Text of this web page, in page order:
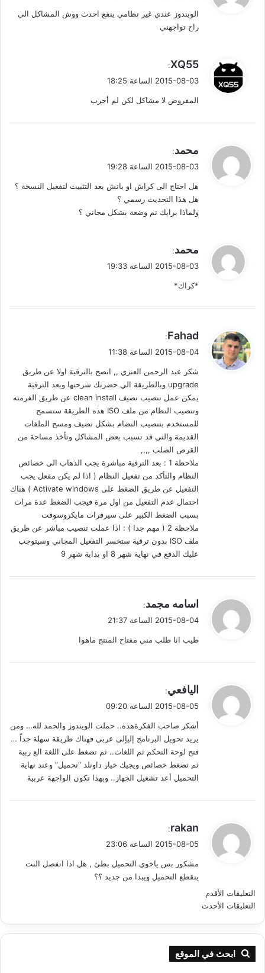
ل
الويندوز عندي غير نظامي ينفع احدث ووش المشاكل الي
راح تواجهني
ي
ل
XQ55
:
2015-08-03 الساعة 18:25
المفروض لا مشاكل لكن لم أجرب
ل
محمد:
2015-08-03 الساعة 19:28
هل احتاج الى كراش او باتش بعد التثبيت لتفعيل النسخة ؟
هل هذا التحديث رسمي ؟
ولماذا برايك تم وضعة بشكل مجاني ؟
ل
محمد:
2015-08-03 الساعة 19:33
*كراك*
ي
ل
Fahad
:
2015-08-04 الساعة 11:38
شكر عبد الرحمن العنزي ,, انصح بالترقية اولا عن طريق
upgrade وبالطريقة الي حضرتك شرحتها وبعد الترقية
يمكن عمل تنصيب نضيف clean install عن طريق الفرمته
وتنصيب النظام من ملف ISO هذه الطريقة ستسمح
للمستخدم بتنصيب النضام بشكل نضيف ومسح الملفات
القديمة والتي قد تسبب بعض المشاكل وتأخذ مساحة من
القرص الصلب ,,,,
ملاحظة 1 : بعد الترقية مباشرة يجب الذهاب الى خصائص
النظام والتأكد من تفعيل النظام ( اذا لم يكن مفعل يجب
التفعيل عن طريق الضغط على Activate windows ) هناك
احتمال عدم التفعيل من اول مرة فيجب الضغط عدة مرات
بسبب الضغط الكبير على سيرفرات مايكروسوفت
ملاحظة 2 ( مهم جدا ) : اذا عملت تنصيب مباشر عن طريق
ملف ISO بدون ترقية ستخسر التفعيل المجاني وسيتوجب
عليك الدفع في نهاية شهر 8 او بداية شهر 9
ي
ل
اسامه مجمد:
2015-08-04 الساعة 21:37
طيب انا طلب مني مفتاح المنتج ماهوا
ي
ل
اليافعي:
2015-08-05 الساعة 09:20
أشكر صاحب الفكرةهذه.. حملت الويندوز والحمد لله… ومن
يريد تحويل البرنامج إليإلى عربي فهناك طريقة سهلة جداً …
فتح لوحة التحكم ثم اللغات.. ثم تضغط على اللغة الع ربية
ثم تضغط خصائص ويجيك خيار داونلد “تحميل” وعند نهاية
التحميل أعد تشغيل الجهاز.. وبهذا تكون الواجهة عربية
ي
ل
rakan
:
2015-08-05 الساعة 23:06
مشكور بس ياخوي التحميل بطئ , هل اذا انفصل النت
ينقطع التحميل ويبدا من جديد ؟؟
ت
ص
فّ
ح
التعليقات الأقدم
التعليقات الأحدث
ابحث في الموقع